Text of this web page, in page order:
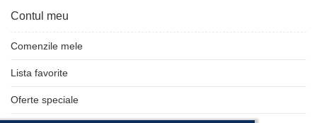
Contul meu
Comenzile mele
Lista favorite
Oferte speciale